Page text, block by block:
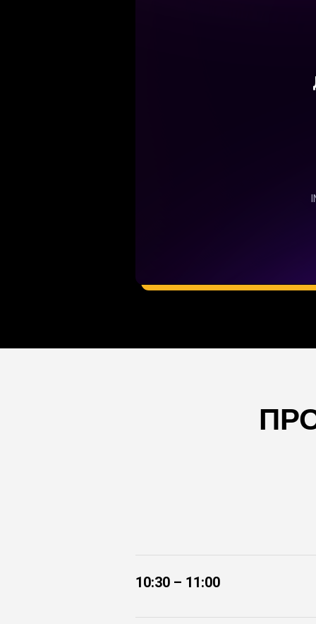
10:30 – 11:00